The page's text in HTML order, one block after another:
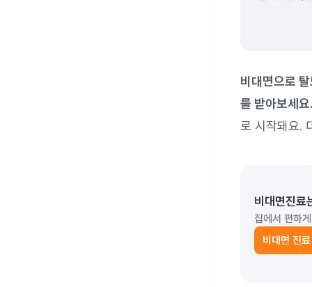
비대면으로
를 받아보세
로 시작돼요.
비대면진료
집에서 편하
비대면 진